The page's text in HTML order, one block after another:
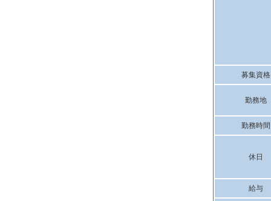
募集資格
勤務地
勤務時間
休日
給与